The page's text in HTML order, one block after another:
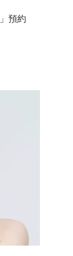
」預約